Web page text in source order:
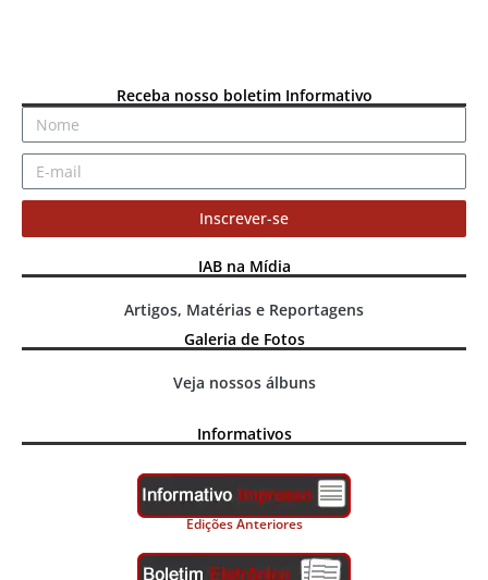
Receba nosso boletim Informativo
Inscrever-se
IAB na Mídia
Artigos, Matérias e Reportagens
Galeria de Fotos
Veja nossos álbuns
Informativos
Edições Anteriores